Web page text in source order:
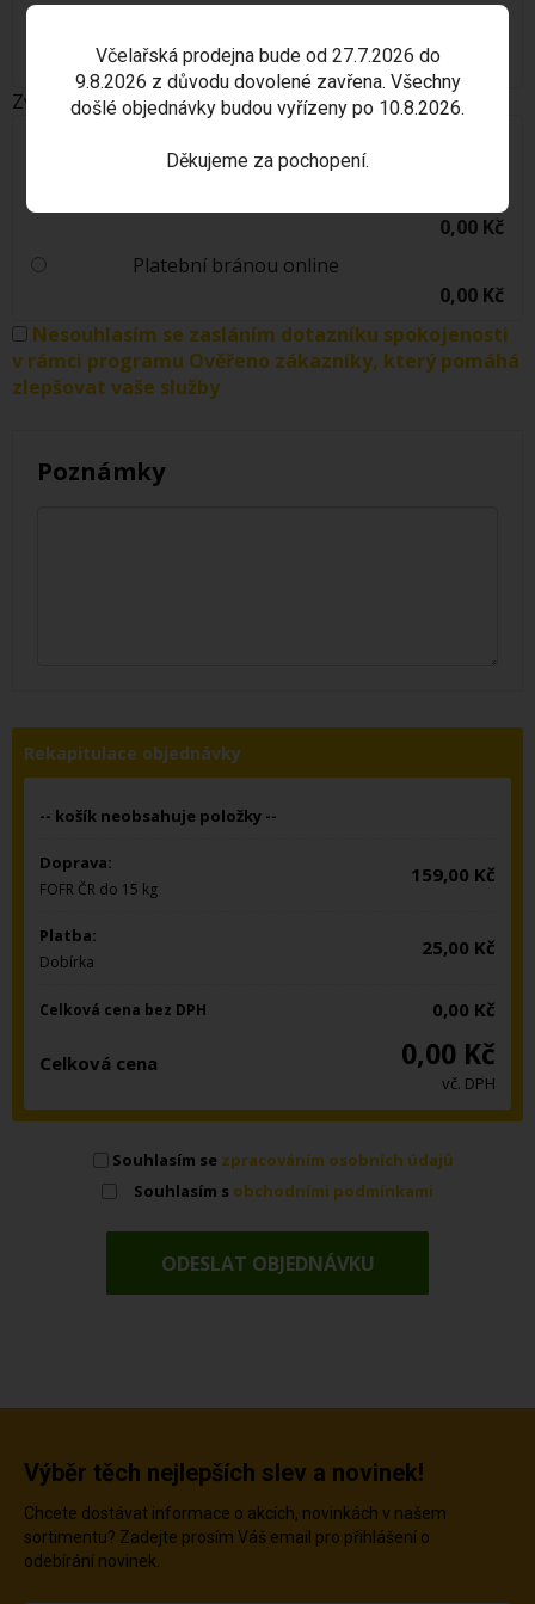
ulici č. 2022 v Mělníku. Otevírací doba: Pondělí - Pátek:
0,00 Kč
Zvolte platbu
0,00 Kč
Platební bránou online
0,00 Kč
Nesouhlasím se zasláním dotazníku spokojenosti
v rámci programu Ověřeno zákazníky, který pomáhá
zlepšovat vaše služby
Poznámky
Rekapitulace objednávky
-- košík neobsahuje položky --
Doprava:
FOFR ČR do 15 kg
159,00 Kč
Platba:
Dobírka
25,00 Kč
Celková cena bez DPH 0,00 Kč
Celková cena 0,00 Kč
vč. DPH
Souhlasím se zpracováním osobních údajů
Souhlasím s obchodními podmínkami
Výběr těch nejlepších slev a novinek!
Chcete dostávat informace o akcích, novinkách v našem
sortimentu? Zadejte prosím Váš email pro přihlášení o
odebírání novinek.
Včelařská prodejna bude od 27.7.2026 do
9.8.2026 z důvodu dovolené zavřena. Všechny
došlé objednávky budou vyřízeny po 10.8.2026.
Děkujeme za pochopení.